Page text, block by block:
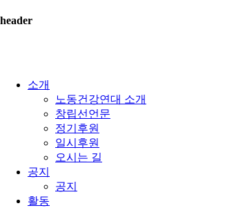
header
소개
노동건강연대 소개
창립선언문
정기후원
일시후원
오시는 길
공지
공지
활동